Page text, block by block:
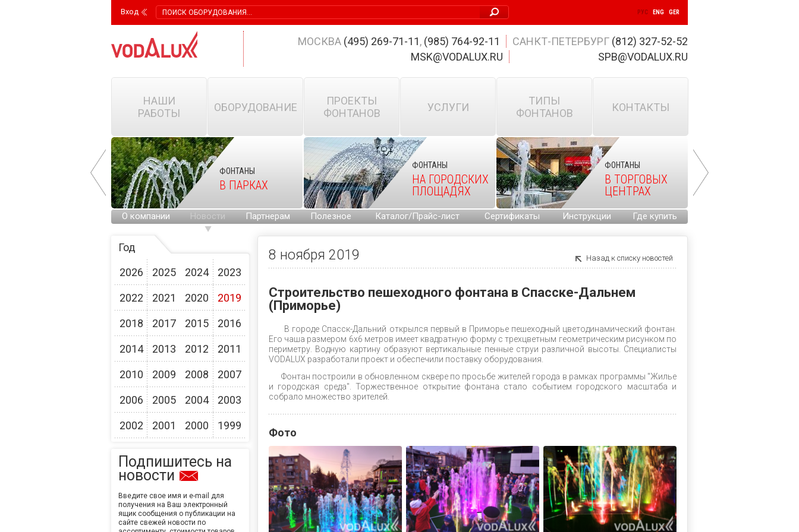
Вход РУС ENG GER
МОСКВА (495) 269-71-11, (985) 764-92-11 САНКТ-ПЕТЕРБУРГ (812) 327-52-52
MSK@VODALUX.RU
SPB@VODALUX.RU
НАШИ
РАБОТЫ
ОБОРУДОВАНИЕ
ПРОЕКТЫ
ФОНТАНОВ
УСЛУГИ
ТИПЫ
ФОНТАНОВ
КОНТАКТЫ
НА ГОРОДСКИХ
ФОНТАНЫ
В ПАРКАХ
ФОНТАНЫ
НА ГОРОДСКИХ
ПЛОЩАДЯХ
ФОНТАНЫ
В ТОРГОВЫХ
ЦЕНТРАХ
О компании Новости Партнерам Полезное Каталог/Прайс-лист Сертификаты Инструкции Где купить
Год
2026
2025 2024 2023
2022 2021 2020 2019
2018 2017 2015 2016
2014 2013 2012 2011
2010 2009 2008 2007
2006 2005 2004 2003
2002 2001 2000 1999
Подпишитесь на
новости
Введите свое имя и e-mail для
получения на Ваш электронный
ящик сообщения о публикации на
сайте свежей новости по
8 ноября 2019 Назад к списку новостей
Строительство пешеходного фонтана в Спасске-Дальнем
(Приморье)
В городе Спасск-Дальний открылся первый в Приморье пешеходный цветодинамический фонтан.
Его чаша размером 6х6 метров имеет квадратную форму с трехцветным геометрическим рисунком по
периметру. Водную картину образуют вертикальные пенные струи различной высоты. Специалисты
VODALUX разработали проект и обеспечили поставку оборудования.
Фонтан построили в обновленном сквере по просьбе жителей города в рамках программы "Жилье
и городская среда". Торжественное открытие фонтана стало событием городского масштаба и
собрало множество зрителей.
Фото